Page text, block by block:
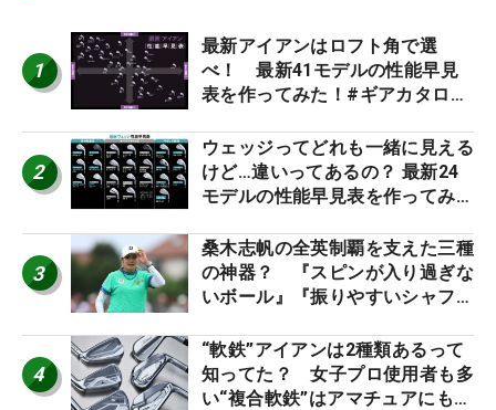
1
最新アイアンはロフト角で選
べ！ 最新41モデルの性能早見
表を作ってみた！#ギアカタログ
2
ウェッジってどれも一緒に見える
けど…違いってあるの？ 最新24
モデルの性能早見表を作ってみ
3
桑木志帆の全英制覇を支えた三種
の神器？ 『スピンが入り過ぎな
いボール』『振りやすいシャフ
ー』 #女子プロセッティング
4
“軟鉄”アイアンは2種類あるって
知ってた？ 女子プロ使用者も多
い“複合軟鉄”はアマチュアにもオ